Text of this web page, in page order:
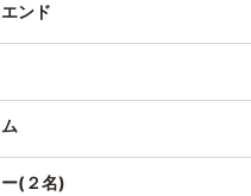
ンド
(２名)